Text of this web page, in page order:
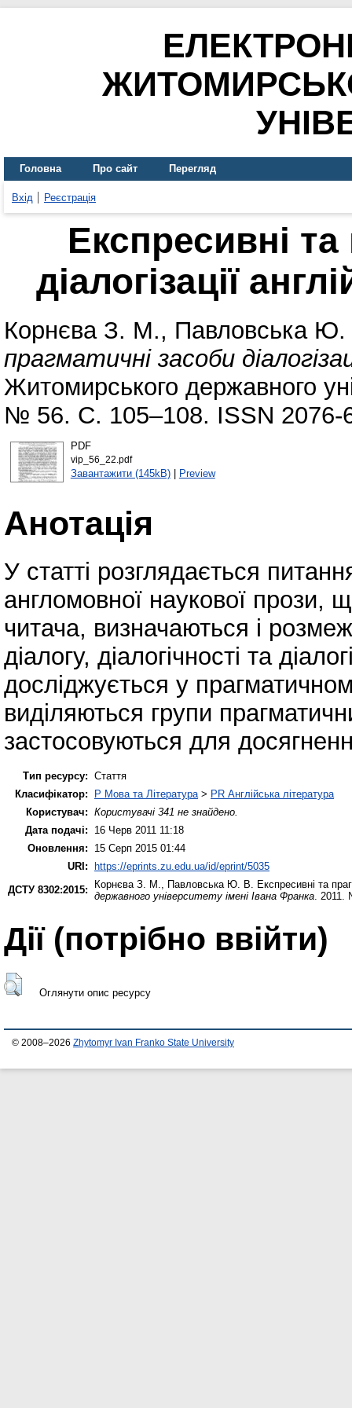
Головна Про сайт Перегляд
Вхід Реєстрація
Експресивні
діалогізації
Корнєва З. М., Павловська
прагматичні засоби
Житомирського державного
№ 56. С. 105–108. ISSN 2076-
PDF
vip_56_22.pdf
Завантажити (145kB)| Preview
Анотація
У статті розглядається
англомовної наукової прози,
читача, визначаються і
діалогу, діалогічності та
досліджується у
виділяються групи
застосовуються для
Тип ресурсу: Стаття
Класифікатор:
P Мова та Література > PR Англійська література
Користувач: Користувачі 341 не знайдено.
Дата подачі:
16 Черв 2011 11:18
Оновлення:
15 Серп 2015 01:44
URI: https://eprints.zu.edu.ua/id/eprint/5035
ДСТУ 8302:2015:
Корнєва З. М. Павловська Ю. В.
Експресивні та
державного університету імені Івана Франка .
Дії ​​(потрібно ввійти)
Оглянути опис ресурсу
© 2008–2026 Zhytomyr Ivan Franko State University